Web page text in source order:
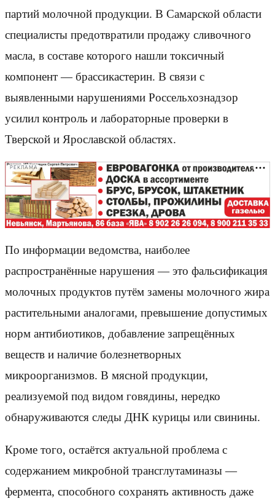
партий молочной продукции. В Самарской области
специалисты предотвратили продажу сливочного
масла, в составе которого нашли токсичный
компонент — брассикастерин. В связи с
выявленными нарушениями Россельхознадзор
усилил контроль и лабораторные проверки в
Тверской и Ярославской областях.
РЕКЛАМА
По информации ведомства, наиболее
распространённые нарушения — это фальсификация
молочных продуктов путём замены молочного жира
растительными аналогами, превышение допустимых
норм антибиотиков, добавление запрещённых
веществ и наличие болезнетворных
микроорганизмов. В мясной продукции,
реализуемой под видом говядины, нередко
обнаруживаются следы ДНК курицы или свинины.
Кроме того, остаётся актуальной проблема с
содержанием микробной трансглутаминазы —
фермента, способного сохранять активность даже